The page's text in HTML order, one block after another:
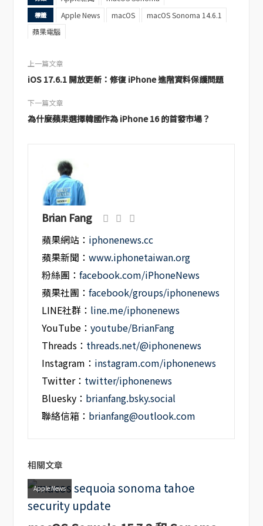
標籤 Apple News macOS
macOS Sonoma 14.6.1
蘋果電腦
上一篇文章
iOS 17.6.1 開放更新：修復 iPhone 進階資料保護問題
下一篇文章
為什麼蘋果選擇韓國作為 iPhone 16 的首發市場？
Brian Fang
蘋果網站： iphonenews.cc
蘋果新聞：www.iphonetaiwan.org
粉絲團：facebook.com/iPhoneNews
蘋果社團：facebook/groups/iphonenews
LINE社群： line.me/iphonenews
YouTube：youtube/BrianFang
Threads： threads.net/@iphonenews
Instagram： instagram.com/iphonenews
Twitter： twitter/iphonenews
Bluesky： brianfang.bsky.social
聯絡信箱： brianfang@outlook.com
相關文章
Apple News